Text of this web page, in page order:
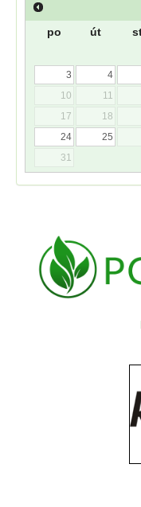
po út
3
4
10
11
17
18
24
25
31